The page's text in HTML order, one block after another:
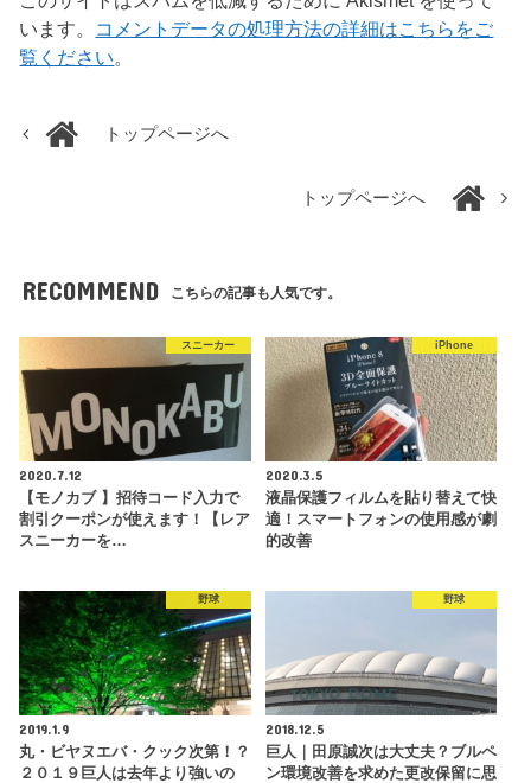
います。 コメントデータの処理方法の詳細はこちらをご
覧ください。
トップページへ
トップページへ
RECOMMEND こちらの記事も人気です。
スニーカー
2020.7.12
【モノカブ 】招待コード入力で
割引クーポンが使えます！【レア
スニーカーを…
iPhone
2020.3.5
液晶保護フィルムを貼り替えて快
適！スマートフォンの使用感が劇
的改善
野球
2019.1.9
丸・ビヤヌエバ・クック次第！？
２０１９巨人は去年より強いの
野球
2018.12.5
巨人｜田原誠次は大丈夫？ブルペ
ン環境改善を求めた更改保留に思